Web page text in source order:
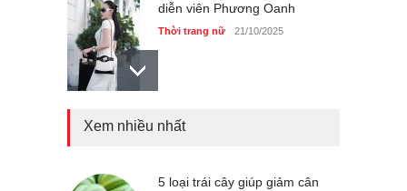
diễn viên Phương Oanh
Thời trang nữ 21/10/2025
Mẫu áo khoác đẹp cho phụ
Xem nhiều nhất
5 loại trái cây giúp giảm cân